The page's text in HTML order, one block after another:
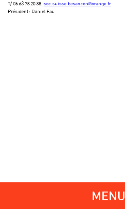
T/ 06 63 78 20 88. soc.suisse.besancon@orange.fr
Président : Daniel Fau
MENU